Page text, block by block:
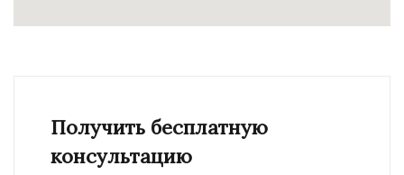
Получить бесплатную
консультацию